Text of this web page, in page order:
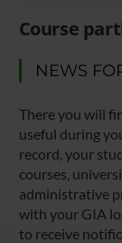
Course
NEWS
There you will
useful during
record, your
courses,
administrative
with your GIA
to receive